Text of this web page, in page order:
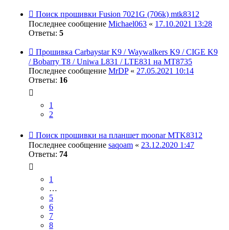
Поиск прошивки Fusion 7021G (706k) mtk8312
Последнее сообщение Michael063 « 17.10.2021 13:28
Ответы: 5
Прошивка Carbaystar K9 / Waywalkers K9 / CIGE K9
/ Bobarry T8 / Uniwa L831 / LTE831 на MT8735
Последнее сообщение MrDP« 27.05.2021 10:14
Ответы: 16
1
2
Поиск прошивки на планшет moonar MTK8312
Последнее сообщение saqoam « 23.12.2020 1:47
Ответы: 74
1
…
5
6
7
8